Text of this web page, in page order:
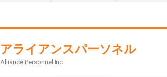
アライアンスパーソネル
Alliance Personnel Inc